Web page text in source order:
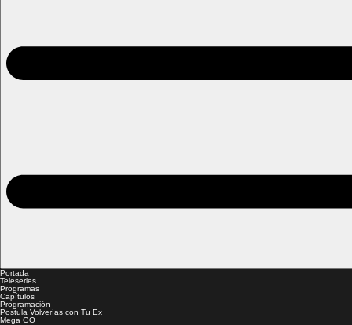
Portada
Teleseries
Programas
Capítulos
Programación
Postula Volverías con Tu Ex
Mega GO